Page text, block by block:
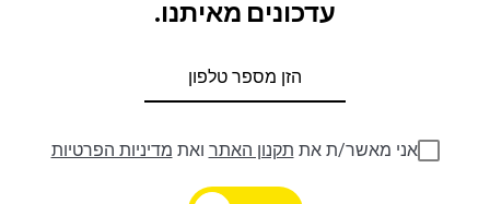
עדכונים מאיתנו.
אני מאשר/ת את תקנון האתר ואת מדיניות הפרטיות